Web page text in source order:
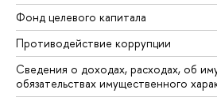
Фонд целевого капитала
Противодействие коррупции
Сведения о доходах, расходах, об
обязательствах имущественного